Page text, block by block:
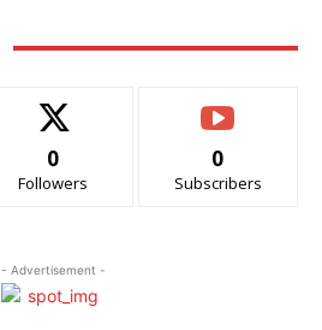
0
Followers
0
Subscribers
- Advertisement -